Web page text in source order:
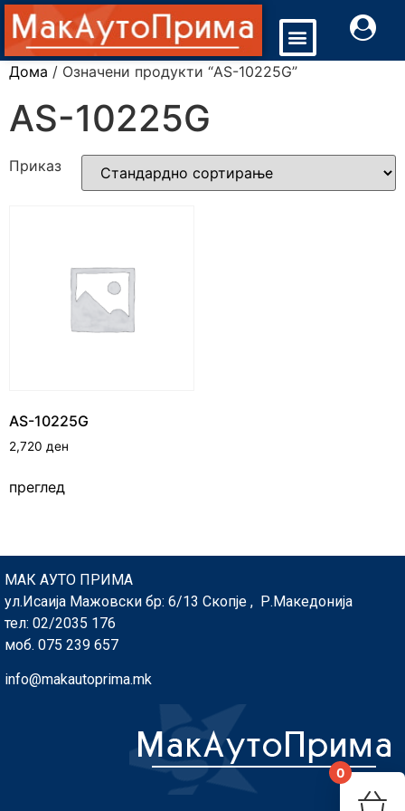
Дома / Означени продукти “AS-10225G”
AS-10225G
Приказ
AS-10225G
2,720 ден
преглед
МАК АУТО ПРИМА
ул.Исаија Мажовски бр: 6/13 Скопје , Р.Македонија
тел: 02/2035 176
моб. 075 239 657
info@makautoprima.mk
0